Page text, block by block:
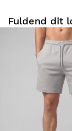
Prøv vores
Du har 30 dage
anmode om en
produkter for
Du kan nemt og
Siroko-konto.
Fuldend dit